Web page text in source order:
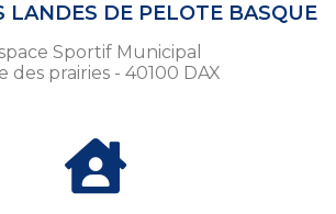
LANDES DE PELOTE BASQUE
Sportif Municipal
des prairies - 40100 DAX